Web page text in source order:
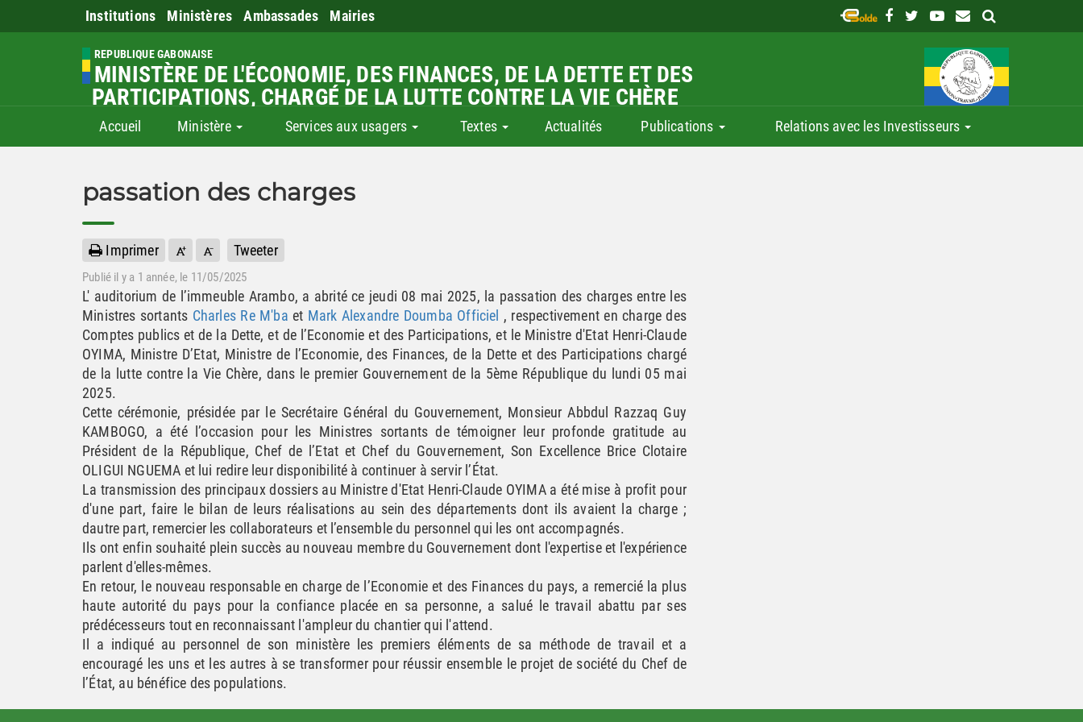
Institutions Ministères Ambassades Mairies
REPUBLIQUE GABONAISE
MINISTÈRE DE L'ÉCONOMIE, DES FINANCES, DE LA DETTE ET DES
PARTICIPATIONS, CHARGÉ DE LA LUTTE CONTRE LA VIE CHÈRE
Accueil Ministère Services aux usagers Textes Actualités Publications Relations avec les Investisseurs
passation des charges
Imprimer Tweeter
Publié il y a 1 année, le 11/05/2025
L' auditorium de l’immeuble Arambo, a abrité ce jeudi 08 mai 2025, la passation des charges entre les
Ministres sortants Charles Re M'ba et Mark Alexandre Doumba Officiel , respectivement en charge des
Comptes publics et de la Dette, et de l’Economie et des Participations, et le Ministre d'Etat Henri-Claude
OYIMA, Ministre D’Etat, Ministre de l’Economie, des Finances, de la Dette et des Participations chargé
de la lutte contre la Vie Chère, dans le premier Gouvernement de la 5ème République du lundi 05 mai
2025.
Cette cérémonie, présidée par le Secrétaire Général du Gouvernement, Monsieur Abbdul Razzaq Guy
KAMBOGO, a été l’occasion pour les Ministres sortants de témoigner leur profonde gratitude au
Président de la République, Chef de l’Etat et Chef du Gouvernement, Son Excellence Brice Clotaire
OLIGUI NGUEMA et lui redire leur disponibilité à continuer à servir l’État.
La transmission des principaux dossiers au Ministre d'Etat Henri-Claude OYIMA a été mise à profit pour
d'une part, faire le bilan de leurs réalisations au sein des départements dont ils avaient la charge ;
dautre part, remercier les collaborateurs et l’ensemble du personnel qui les ont accompagnés.
Ils ont enfin souhaité plein succès au nouveau membre du Gouvernement dont l'expertise et l'expérience
parlent d'elles-mêmes.
En retour, le nouveau responsable en charge de l’Economie et des Finances du pays, a remercié la plus
haute autorité du pays pour la confiance placée en sa personne, a salué le travail abattu par ses
prédécesseurs tout en reconnaissant l'ampleur du chantier qui l'attend.
Il a indiqué au personnel de son ministère les premiers éléments de sa méthode de travail et a
encouragé les uns et les autres à se transformer pour réussir ensemble le projet de société du Chef de
l’État, au bénéfice des populations.